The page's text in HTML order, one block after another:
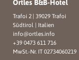
Ortles B&B-Hotel
Trafoi 2 | 39029 Trafoi
Südtirol | Italien
info@ortles.info
+39 0473 611 716
MwSt.-Nr. IT 02734060219